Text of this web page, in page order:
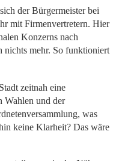
der Bürgermeister bei
mit Firmenvertretern. Hier
Konzerns nach
nichts mehr. So funktioniert
zeitnah eine
Wahlen und der
was
keine Klarheit? Das wäre